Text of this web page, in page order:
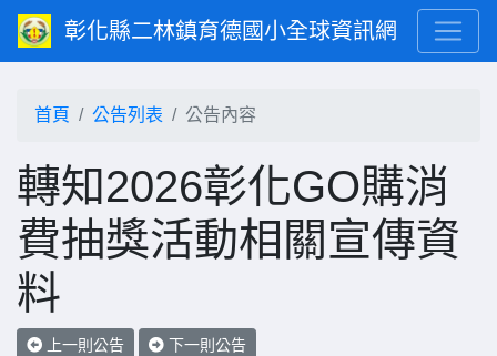
彰化縣二林鎮育德國小全球資訊網
首頁 公告列表 公告內容
轉知2026彰化GO購消
費抽獎活動相關宣傳資
料
上一則公告 下一則公告